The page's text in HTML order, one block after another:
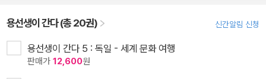
용선생이 간다 (총 20권) 신간알림 신청
용선생이 간다 5 : 독일 - 세계 문화 여행
판매가 12,600원